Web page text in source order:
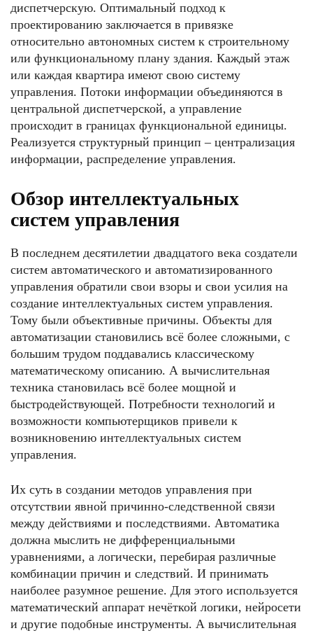
диспетчерскую. Оптимальный подход к
проектированию заключается в привязке
относительно автономных систем к строительному
или функциональному плану здания. Каждый этаж
или каждая квартира имеют свою систему
управления. Потоки информации объединяются в
центральной диспетчерской, а управление
происходит в границах функциональной единицы.
Реализуется структурный принцип – централизация
информации, распределение управления.
Обзор интеллектуальных
систем управления
В последнем десятилетии двадцатого века создатели
систем автоматического и автоматизированного
управления обратили свои взоры и свои усилия на
создание интеллектуальных систем управления.
Тому были объективные причины. Объекты для
автоматизации становились всё более сложными, с
большим трудом поддавались классическому
математическому описанию. А вычислительная
техника становилась всё более мощной и
быстродействующей. Потребности технологий и
возможности компьютерщиков привели к
возникновению интеллектуальных систем
управления.
Их суть в создании методов управления при
отсутствии явной причинно-следственной связи
между действиями и последствиями. Автоматика
должна мыслить не дифференциальными
уравнениями, а логически, перебирая различные
комбинации причин и следствий. И принимать
наиболее разумное решение. Для этого используется
математический аппарат нечёткой логики, нейросети
и другие подобные инструменты. А вычислительная